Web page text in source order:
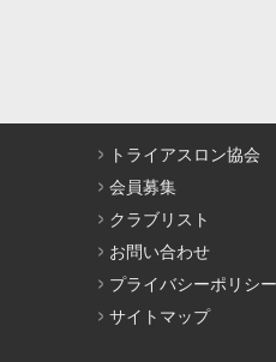
トライアスロン協会
会員募集
クラブリスト
お問い合わせ
プライバシーポリシー
サイトマップ